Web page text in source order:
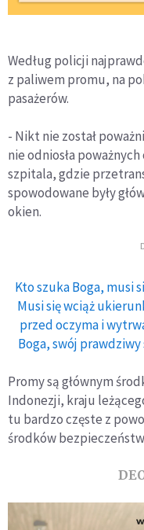
Według policji
z paliwem promu, na
pasażerów.
- Nikt nie został
nie odniosła
szpitala, gdzie
spowodowane były
okien.
Kto szuka Boga, musi
Musi się wciąż
przed oczyma i
Boga, swój
Promy są głównym
Indonezji, kraju
tu bardzo częste z
środków